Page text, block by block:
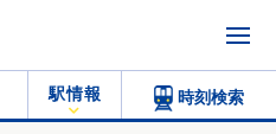
駅情報 時刻検索